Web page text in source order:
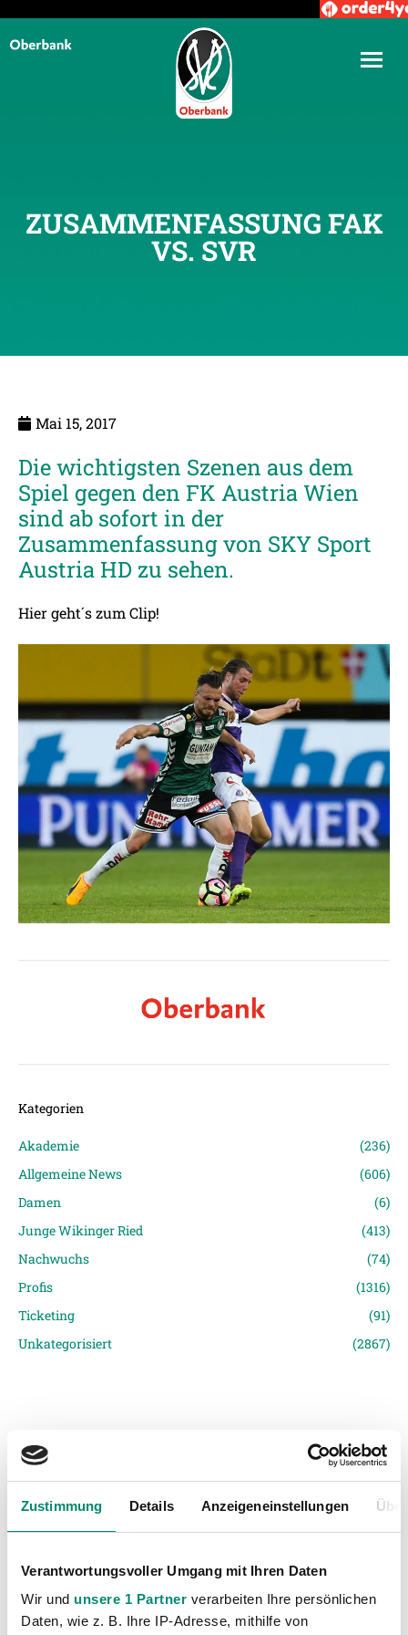
Zustimmung Details Anzeigeneinstellungen
Verantwortungsvoller Umgang mit Ihren Daten
Wir und unsere 1 Partner verarbeiten Ihre persönlichen
Daten, wie z. B. Ihre IP-Adresse, mithilfe von
ZUSAMMENFASSUNG FAK
VS. SVR
Mai 15, 2017
Die wichtigsten Szenen aus dem
Spiel gegen den FK Austria Wien
sind ab sofort in der
Zusammenfassung von SKY Sport
Austria HD zu sehen.
Hier geht´s zum Clip!
Kategorien
Akademie
(236)
Allgemeine News
(606)
Damen
(6)
Junge Wikinger Ried
(413)
Nachwuchs
(74)
Profis
(1316)
Ticketing
(91)
Unkategorisiert
(2867)
VORIGER NEWSEINTRAG
Alle Stimmen zum Spiel
NÄCHSTER NEWSEINTRAG
Marcel Ziegl verlängert bei der SV Guntamatic Ried